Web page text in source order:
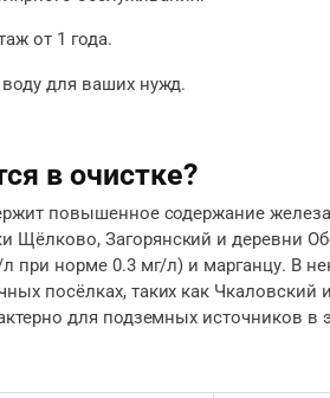
от 1 года.
для ваших нужд.
в очистке?
повышенное содержание
Загорянский и деревни
норме 0.3 мг/л) и марганцу. В
посёлках, таких как
для подземных источников в